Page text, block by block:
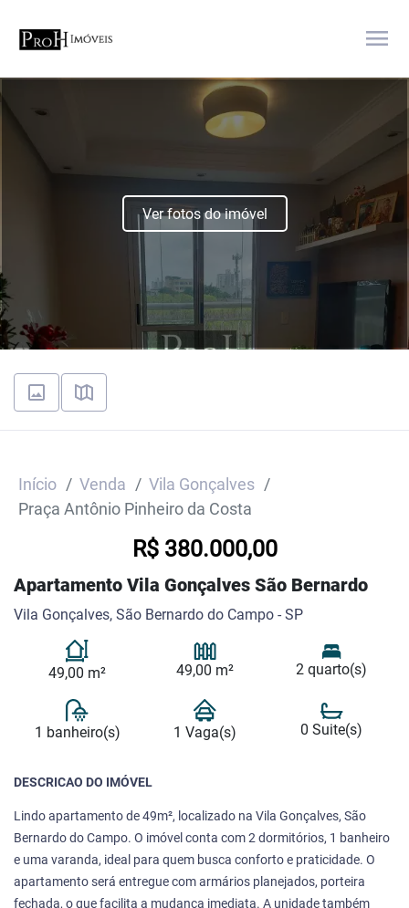
menu
Ver fotos do imóvel
Início Venda
Vila Gonçalves
Praça Antônio Pinheiro da Costa
R$ 380.000,00
Apartamento Vila Gonçalves São Bernardo
Vila Gonçalves, São Bernardo do Campo - SP
49,00 m² 49,00 m² 2 quarto(s)
1 banheiro(s) 1 Vaga(s) 0 Suite(s)
DESCRICAO DO IMÓVEL
Lindo apartamento de 49m², localizado na Vila Gonçalves, São
Bernardo do Campo. O imóvel conta com 2 dormitórios, 1 banheiro
e uma varanda, ideal para quem busca conforto e praticidade. O
apartamento será entregue com armários planejados, porteira
fechada, o que facilita a mudança imediata. A unidade também